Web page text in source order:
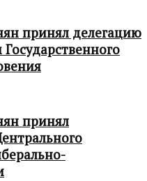
принял делегацию
принял